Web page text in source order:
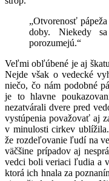
„Otvorenosť
doby. Niekedy
porozumejú.“
Veľmi obľúbené je aj
Nejde však o vedecké
niečo, čo nám podobné
je to hlavne
nezatvárali dvere pred
vystúpenia považovať aj
v minulosti cirkev
že rozdeľovanie ľudí na
väčšine prípadov aj
vedci boli veriaci ľudia a
ktorá ich hnala za